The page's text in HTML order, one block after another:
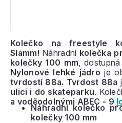
Kolečko na freestyle
Slamm! Náhradní kolečka
kolečky 100 mm,
Nylonové lehké jádro je
tvrdostí 88a. Tvrdost 88a
ulici i do skateparku.
a voděodolnými ABEC - 9
Náhradní kolečko
kolečky 100 mm